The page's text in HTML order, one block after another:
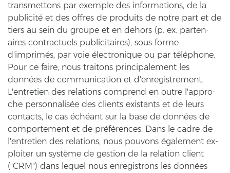
trans­met­tons par ex­emp­le des in­for­ma­ti­ons, de la
publicité et des off­res de pro­duits de notre part et de
tiers au sein du grou­pe et en de­hors (p. ex. par­ten­
aires con­trac­tu­els pu­bli­ci­taires), sous forme
d'imprimés, par voie électronique ou par téléphone.
Pour ce faire, nous trai­tons prin­ci­pa­le­ment les
données de com­mu­ni­ca­ti­on et d'en­re­gis­tre­ment.
L'ent­re­ti­en des re­la­ti­ons com­prend en outre l'appro­
che personnalisée des cli­ents existants et de leurs
con­tacts, le cas échéant sur la base de données de
com­porte­ment et de préférences. Dans le cadre de
l'ent­re­ti­en des re­la­ti­ons, nous pou­vons également ex­
ploi­ter un système de ge­s­ti­on de la re­la­ti­on cli­ent
("CRM") dans le­quel nous en­re­gis­trons les données